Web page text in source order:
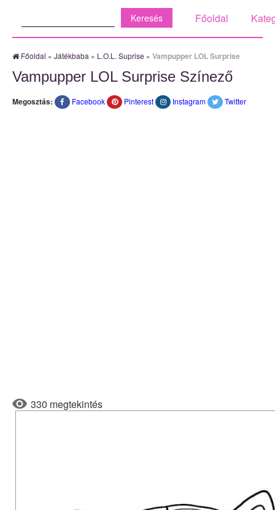
Főoldal
Főoldal » Játékbaba » L.O.L. Suprise » Vampupper LOL Surprise
Vampupper LOL Surprise Színező
Megosztás: Facebook Pinterest Instagram Twitter
330 megtekintés